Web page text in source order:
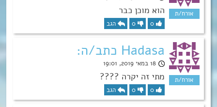
הוא מוכן כבר
0
0 הגב
Hadasa כתב/ה:
18 במאי 2019, 19:01
מתי זה יקרה ????
0
0 הגב